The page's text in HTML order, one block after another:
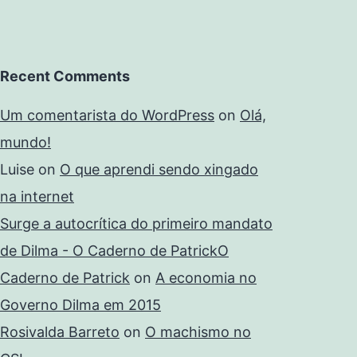
Recent Comments
Um comentarista do WordPress on Olá,
mundo!
Luise on O que aprendi sendo xingado
na internet
Surge a autocrítica do primeiro mandato
de Dilma - O Caderno de PatrickO
Caderno de Patrick on A economia no
Governo Dilma em 2015
Rosivalda Barreto on O machismo no